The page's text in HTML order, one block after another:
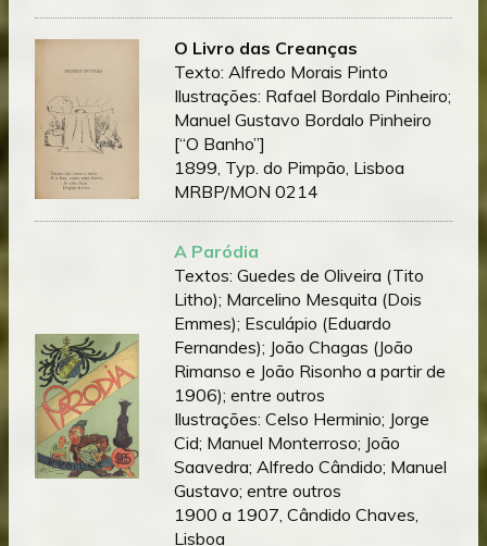
O Livro das Creanças
Texto: Alfredo Morais Pinto
Ilustrações: Rafael Bordalo Pinheiro;
Manuel Gustavo Bordalo Pinheiro
[“O Banho”]
1899, Typ. do Pimpão, Lisboa
MRBP/MON 0214
A Paródia
Textos: Guedes de Oliveira (Tito
Litho); Marcelino Mesquita (Dois
Emmes); Esculápio (Eduardo
Fernandes); João Chagas (João
Rimanso e João Risonho a partir de
1906); entre outros
Ilustrações: Celso Herminio; Jorge
Cid; Manuel Monterroso; João
Saavedra; Alfredo Cândido; Manuel
Gustavo; entre outros
1900 a 1907, Cândido Chaves,
Lisboa